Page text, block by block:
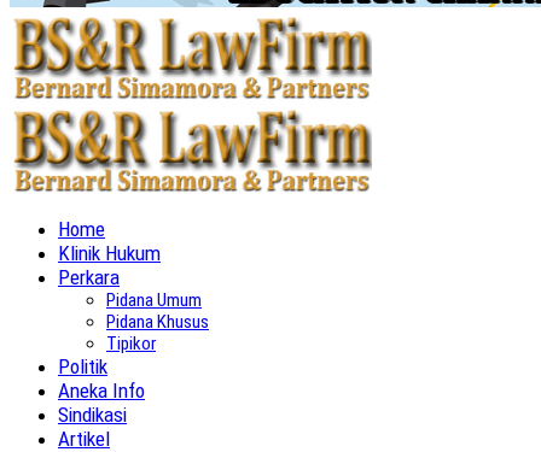
Home
Klinik Hukum
Perkara
Pidana Umum
Pidana Khusus
Tipikor
Politik
Aneka Info
Sindikasi
Artikel